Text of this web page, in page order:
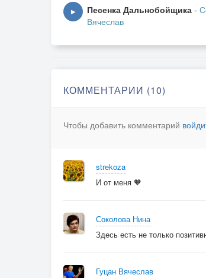
▶ Песенка Дальнобойщика -
Вячеслав
КОММЕНТАРИИ (10)
Чтобы добавить комментарий
strekoza
И от меня 🧡
Соколова Нина
Здесь есть не только
Гуцан Вячеслав